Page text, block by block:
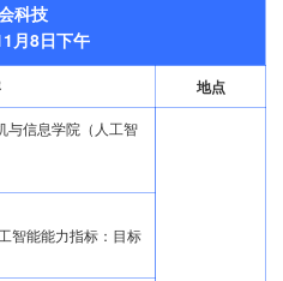
科技
月8日下午
地点
信息学院（人工智
智能能力指标：目标